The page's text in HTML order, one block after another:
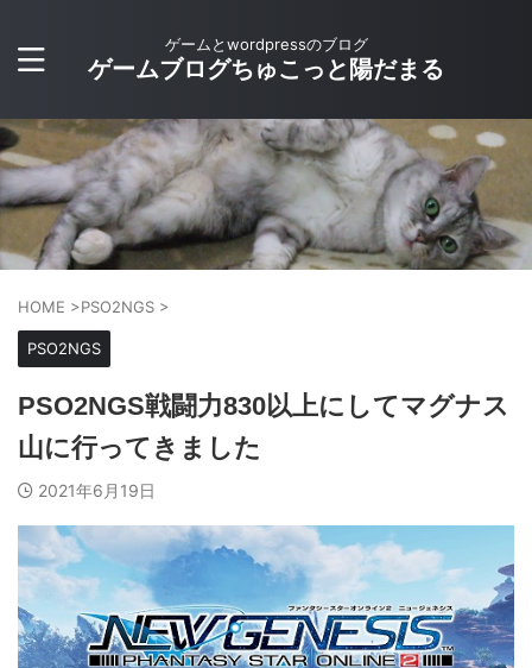
ゲームとwordpressのブログ
ゲームブログちゅこっと陽だまる
HOME >PSO2NGS >
PSO2NGS
PSO2NGS戦闘力830以上にしてマグナス
山に行ってきました
2021年6月19日